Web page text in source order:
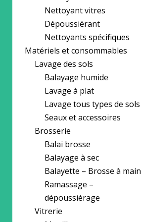
Nettoyant vitres
Dépoussiérant
Nettoyants spécifiques
Matériels et consommables
Lavage des sols
Balayage humide
Lavage à plat
Lavage tous types de sols
Seaux et accessoires
Brosserie
Balai brosse
Balayage à sec
Balayette – Brosse à main
Ramassage –
dépoussiérage
Vitrerie